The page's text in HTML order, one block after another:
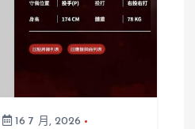
16 7 月, 2026